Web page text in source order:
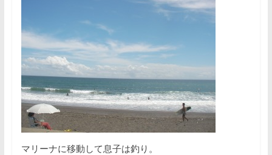
マリーナに移動して息子は釣り。